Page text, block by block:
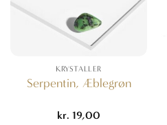
KRYSTALLER
Serpentin, Æblegrøn
kr. 19,00